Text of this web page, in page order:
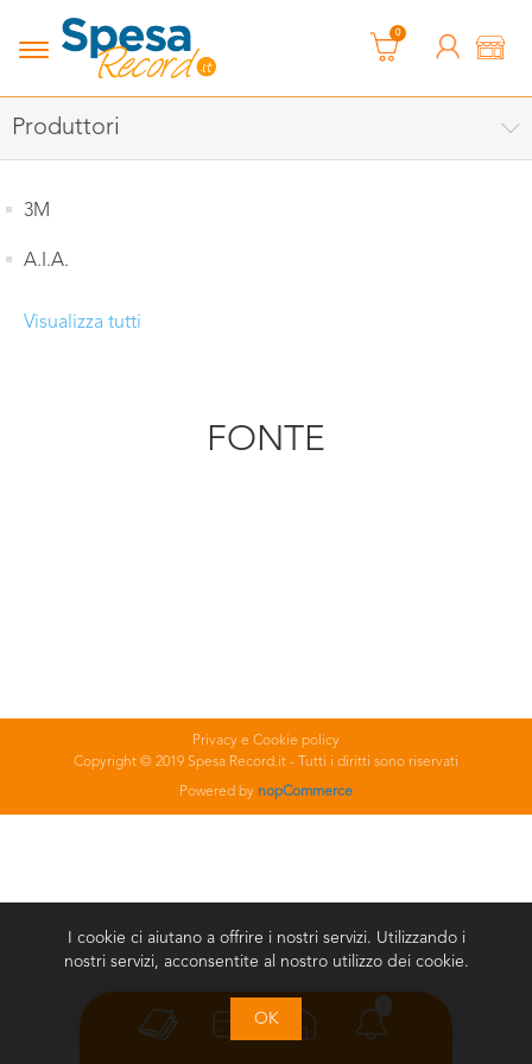
0
Produttori
3M
A.I.A.
Visualizza tutti
FONTE
Privacy e Cookie policy
Copyright © 2019 Spesa Record.it - Tutti i diritti sono riservati
Powered by nopCommerce
I cookie ci aiutano a offrire i nostri servizi. Utilizzando i
nostri servizi, acconsentite al nostro utilizzo dei cookie.
OK